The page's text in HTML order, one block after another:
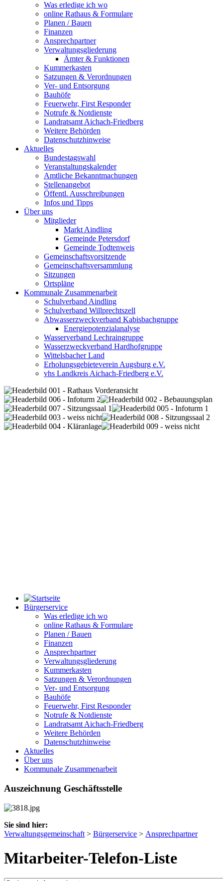
Was erledige ich wo
online Rathaus & Formulare
Planen / Bauen
Finanzen
Ansprechpartner
Verwaltungsgliederung
Ämter & Funktionen
Kummerkasten
Satzungen & Verordnungen
Ver- und Entsorgung
Bauhöfe
Feuerwehr, First Responder
Notrufe & Notdienste
Landratsamt Aichach-Friedberg
Weitere Behörden
Datenschutzhinweise
Aktuelles
Bundestagswahl
Veranstaltungskalender
Amtliche Bekanntmachungen
Stellenangebot
Öffentl. Ausschreibungen
Infos und Tipps
Über uns
Mitglieder
Markt Aindling
Gemeinde Petersdorf
Gemeinde Todtenweis
Gemeinschaftsvorsitzende
Gemeinschaftsversammlung
Sitzungen
Ortspläne
Kommunale Zusammenarbeit
Schulverband Aindling
Schulverband Willprechtszell
Abwasserzweckverband Kabisbachgruppe
Energiepotenzialanalyse
Wasserverband Lechraingruppe
Wasserzweckverband Hardhofgruppe
Wittelsbacher Land
Erholungsgebieteverein Augsburg e.V.
vhs Landkreis Aichach-Friedberg e.V.
Bürgerservice
Was erledige ich wo
online Rathaus & Formulare
Planen / Bauen
Finanzen
Ansprechpartner
Verwaltungsgliederung
Kummerkasten
Satzungen & Verordnungen
Ver- und Entsorgung
Bauhöfe
Feuerwehr, First Responder
Notrufe & Notdienste
Landratsamt Aichach-Friedberg
Weitere Behörden
Datenschutzhinweise
Aktuelles
Über uns
Kommunale Zusammenarbeit
Auszeichnung Geschäftsstelle
Sie sind hier:
Verwaltungsgemeinschaft > Bürgerservice > Ansprechpartner
Mitarbeiter-Telefon-Liste